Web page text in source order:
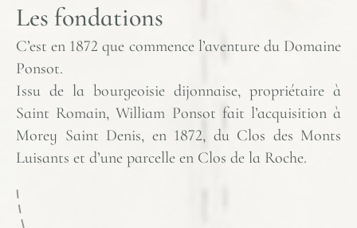
Les fondations
C’est en 1872 que commence l’aventure du Domaine
Ponsot.
Issu de la bourgeoisie dijonnaise, propriétaire à
Saint Romain, William Ponsot fait l’acquisition à
Morey Saint Denis, en 1872, du Clos des Monts
Luisants et d’une parcelle en Clos de la Roche.